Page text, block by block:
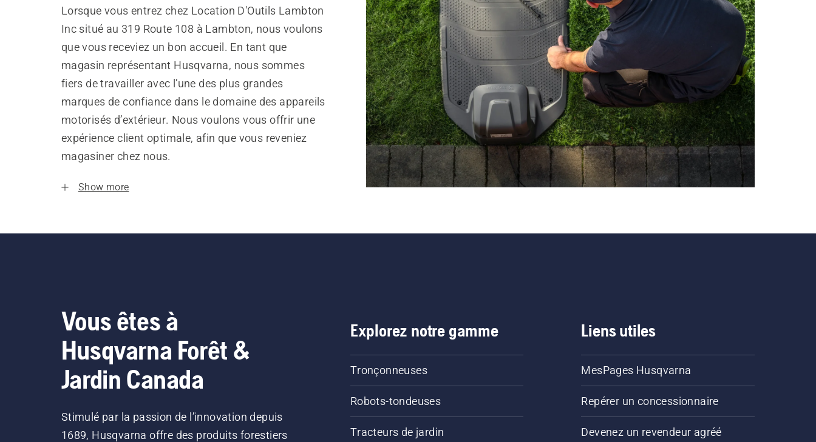
Lorsque vous entrez chez Location D'Outils Lambton
Inc situé au 319 Route 108 à Lambton, nous voulons
que vous receviez un bon accueil. En tant que
magasin représentant Husqvarna, nous sommes
fiers de travailler avec l’une des plus grandes
marques de confiance dans le domaine des appareils
motorisés d’extérieur. Nous voulons vous offrir une
expérience client optimale, afin que vous reveniez
magasiner chez nous.
Show more
Vous êtes à
Husqvarna Forêt &
Jardin Canada
Stimulé par la passion de l’innovation depuis
1689, Husqvarna offre des produits forestiers
Explorez notre gamme
Tronçonneuses
Robots-tondeuses
Tracteurs de jardin
Liens utiles
MesPages Husqvarna
Repérer un concessionnaire
Devenez un revendeur agréé